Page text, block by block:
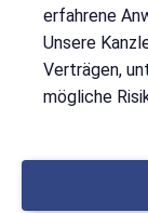
erfahrene
Unsere
Verträgen,
mögliche